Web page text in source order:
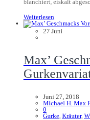
blanchiert, eiskalt
Weiterlesen
27 Juni
Max’
Juni 27, 2018
Michael H. Max
0
Gurke Kräuter,